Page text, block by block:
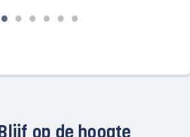
Blijf op de hoogte